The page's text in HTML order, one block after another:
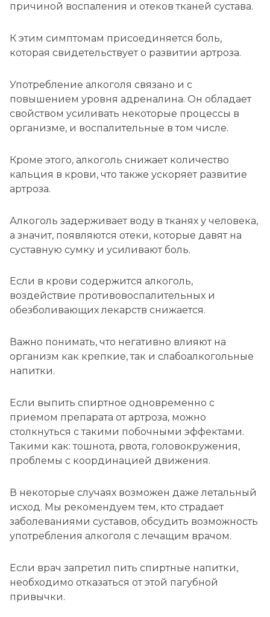
причиной воспаления и отеков тканей сустава.
К этим симптомам присоединяется боль,
которая свидетельствует о развитии артроза.
Употребление алкоголя связано и с
повышением уровня адреналина. Он обладает
свойством усиливать некоторые процессы в
организме, и воспалительные в том числе.
Кроме этого, алкоголь снижает количество
кальция в крови, что также ускоряет развитие
артроза.
Алкоголь задерживает воду в тканях у человека,
а значит, появляются отеки, которые давят на
суставную сумку и усиливают боль.
Если в крови содержится алкоголь,
воздействие противовоспалительных и
обезболивающих лекарств снижается.
Важно понимать, что негативно влияют на
организм как крепкие, так и слабоалкогольные
напитки.
Если выпить спиртное одновременно с
приемом препарата от артроза, можно
столкнуться с такими побочными эффектами.
Такими как: тошнота, рвота, головокружения,
проблемы с координацией движения.
В некоторые случаях возможен даже летальный
исход. Мы рекомендуем тем, кто страдает
заболеваниями суставов, обсудить возможность
употребления алкоголя с лечащим врачом.
Если врач запретил пить спиртные напитки,
необходимо отказаться от этой пагубной
привычки.